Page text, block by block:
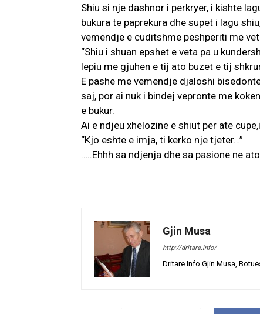
Shiu si nje dashnor i perkryer, i kishte
bukura te paprekura dhe supet i lagu
vemendje e cuditshme peshperiti me
“Shiu i shuan epshet e veta pa u
lepiu me gjuhen e tij ato buzet e tij
E pashe me vemendje djaloshi
saj, por ai nuk i bindej vepronte me
e bukur.
Ai e ndjeu xhelozine e shiut per ate
“Kjo eshte e imja, ti kerko nje tjeter…”
…..Ehhh sa ndjenja dhe sa pasione ne
Gjin Musa
http://dritare.info/
Dritare.Info Gjin Musa,